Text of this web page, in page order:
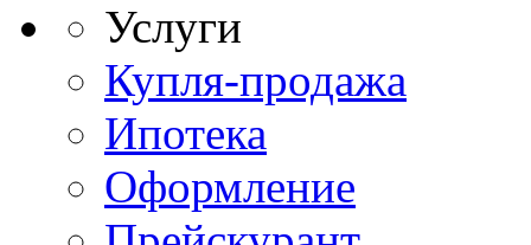
Услуги
Купля-продажа
Ипотека
Оформление